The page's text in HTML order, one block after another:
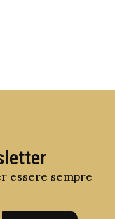
essere sempre